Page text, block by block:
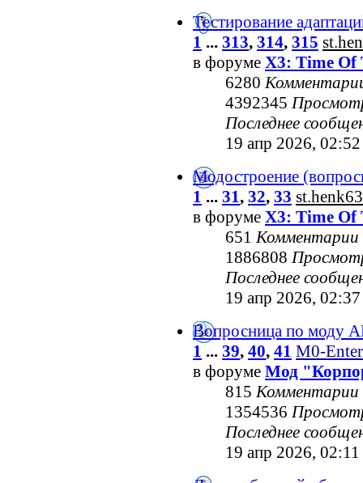
Тестирование
1 ... 313, 314, 315
в форуме X3: Time Of
6280
4392345
Последнее
19 апр 2026, 02:52
Модостроение
1 ... 31, 32, 33 st.henk63
в форуме X3: Time Of
651Комментарии
1886808
Последнее
19 апр 2026, 02:37
Вопросница по моду
1 ... 39, 40, 41 M0-
в форуме Мод
815Комментарии
1354536
Последнее
19 апр 2026, 02:11